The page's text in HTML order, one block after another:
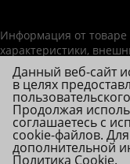
Информация от товаре
характеристики,
изменены
ИП Фролова А. В., ОГРНИП
© 2026 Steel-Gun (Стил
товаров для страйкбола и
Данный веб-сайт
в целях
Продолжая
соглашаетесь с
cookie-файлов.
дополнительной
Политика Cookie.